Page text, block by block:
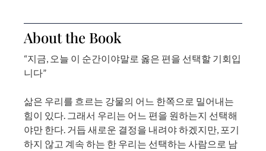
About the Book
“지금, 오늘 이 순간이야말로 옳은 편을 선택할 기회입
니다”
삶은 우리를 흐르는 강물의 어느 한쪽으로 밀어내는
힘이 있다. 그래서 우리는 어느 편을 원하는지 선택해
야만 한다. 거듭 새로운 결정을 내려야 하겠지만, 포기
하지 않고 계속 하는 한 우리는 선택하는 사람으로 남